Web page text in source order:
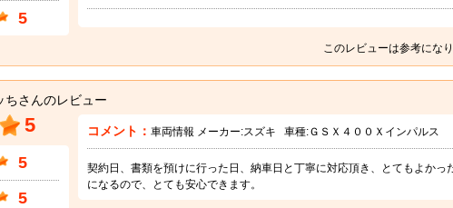
5
このレビューは参考にな
さんのレビュー
5
5
5
コメント： 車両情報 メーカー:スズキ 車種:ＧＳＸ４００Ｘインパルス
契約日、書類を預けに行った日、納車日と丁寧に対応頂き、とてもよかっ
になるので、とても安心できます。